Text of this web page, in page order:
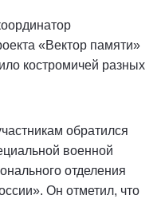
«Вектор памяти»
костромичей разных
обратился
военной
отделения
Он отметил, что